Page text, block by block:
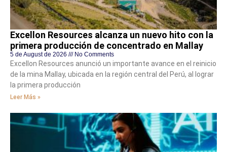
Excellon Resources alcanza un nuevo hito con la
primera producción de concentrado en Mallay
5 de August de 2026 No Comments
Excellon Resources anunció un importante avance en el reinicio
de la mina Mallay, ubicada en la región central del Perú, al lograr
la primera producción
Leer Más »